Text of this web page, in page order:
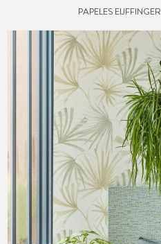
PAPELES EIJFFINGER